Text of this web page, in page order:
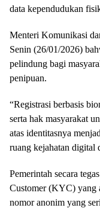
data kependudukan
Menteri Komunikasi
Senin (26/01/2026)
pelindung bagi
penipuan.
“Registrasi berbasis
serta hak masyarakat
atas identitasnya
ruang kejahatan digital
Pemerintah secara
Customer (KYC) yang
nomor anonim yang